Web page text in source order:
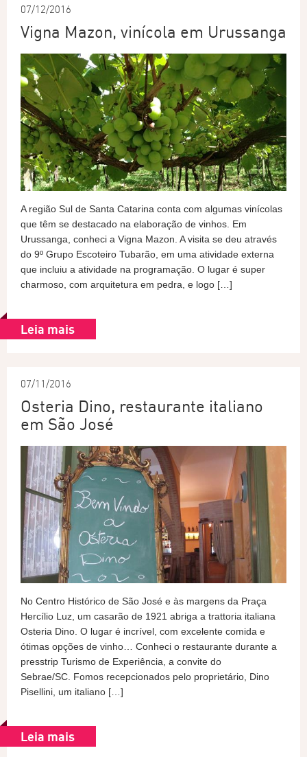
07/12/2016
Vigna Mazon, vinícola em Urussanga
A região Sul de Santa Catarina conta com algumas vinícolas
que têm se destacado na elaboração de vinhos. Em
Urussanga, conheci a Vigna Mazon. A visita se deu através
do 9º Grupo Escoteiro Tubarão, em uma atividade externa
que incluiu a atividade na programação. O lugar é super
charmoso, com arquitetura em pedra, e logo […]
Leia mais
07/11/2016
Osteria Dino, restaurante italiano
em São José
No Centro Histórico de São José e às margens da Praça
Hercílio Luz, um casarão de 1921 abriga a trattoria italiana
Osteria Dino. O lugar é incrível, com excelente comida e
ótimas opções de vinho… Conheci o restaurante durante a
presstrip Turismo de Experiência, a convite do
Sebrae/SC. Fomos recepcionados pelo proprietário, Dino
Pisellini, um italiano […]
Leia mais